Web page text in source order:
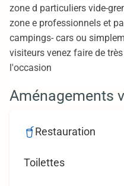
zone d particuliers vide-
zone e professionnels et
campings- cars ou
visiteurs venez faire de
l'occasion
Aménagements
Restauration
Toilettes